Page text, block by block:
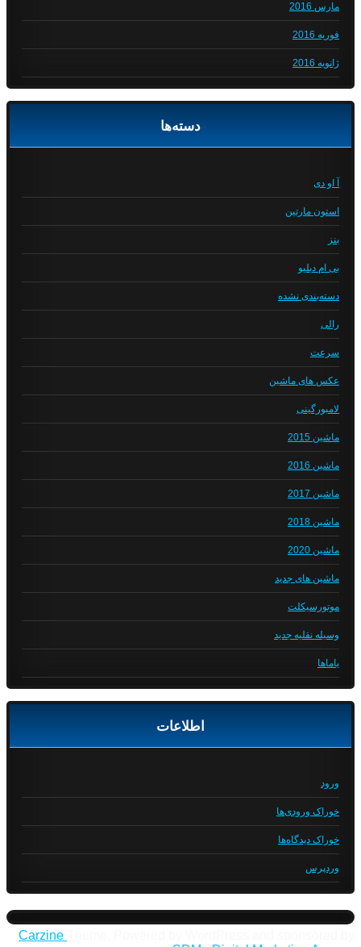
مارس 2016
فوریه 2016
ژانویه 2016
دسته‌ها
آ او دی
استون مارتین
بنز
بی ام دبلیو
دسته‌بندی نشده
رالی
سرعت
عکس های ماشین
لامبورگینی
ماشین 2015
ماشین 2016
ماشین 2017
ماشین 2018
ماشین 2020
ماشین های جدید
موتورسیکلت
وسیله نقلیه جدید
یاماها
اطلاعات
ورود
خوراک ورودی‌ها
خوراک دیدگاه‌ها
وردپرس
Carzine